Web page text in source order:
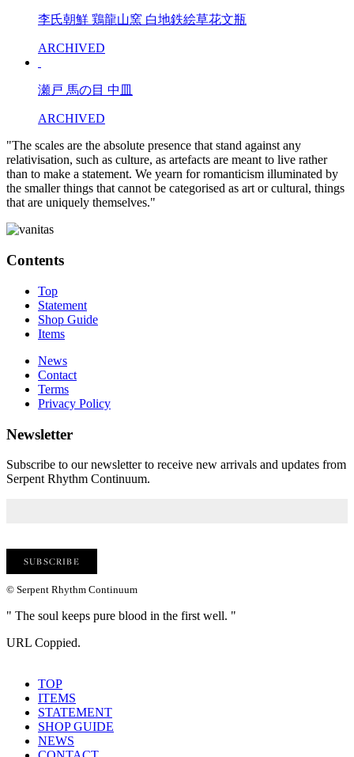
李氏朝鮮 鶏龍山窯 白地鉄絵草花文瓶
ARCHIVED
瀬戸 馬の目 中皿
ARCHIVED
"The scales are the absolute presence that stand against any
relativisation, such as culture, as artefacts are meant to live rather
than to make a statement. We yearn for romanticism illuminated by
the smaller things that cannot be categorised as art or cultural, things
that are uniquely themselves."
Contents
Top
Statement
Shop Guide
Items
News
Contact
Terms
Privacy Policy
Newsletter
Subscribe to our newsletter to receive new arrivals and updates from
Serpent Rhythm Continuum.
© Serpent Rhythm Continuum
" The soul keeps pure blood in the first well. "
URL Coppied.
TOP
ITEMS
STATEMENT
SHOP GUIDE
NEWS